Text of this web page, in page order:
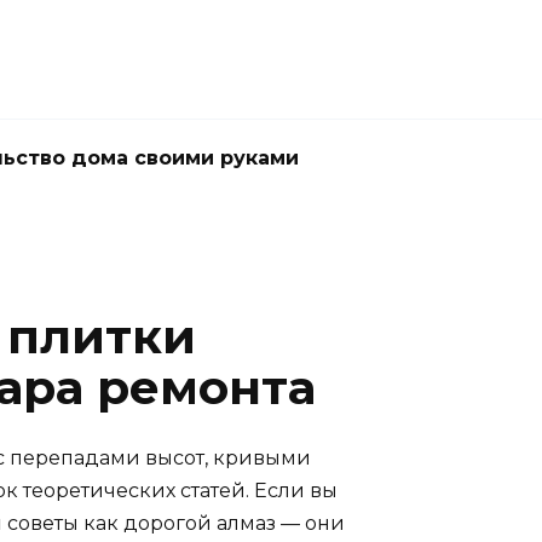
дома своими руками
ремонта
перепадами высот, кривыми
статей. Если вы
как дорогой алмаз — они